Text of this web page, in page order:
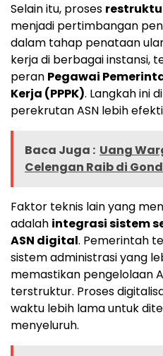
Selain itu, proses
menjadi pertimbangan
dalam tahap penataan
kerja di berbagai instansi,
peran Pegawai
Kerja (PPPK). Langkah ini
perekrutan ASN lebih
Baca Juga : Uang
Celengan Raib di
Faktor teknis lain yang
adalah integrasi sistem
ASN digital. Pemerintah
sistem administrasi yang
memastikan pengelolaan
terstruktur. Proses
waktu lebih lama untuk
menyeluruh.